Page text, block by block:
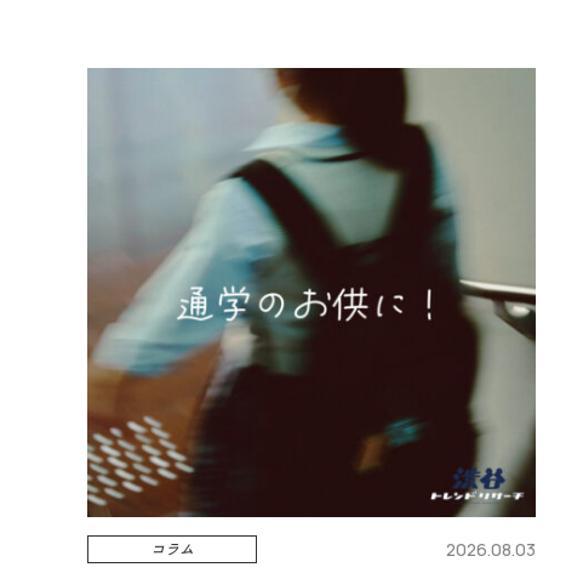
コラム 2026.08.03